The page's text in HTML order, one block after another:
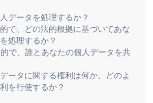
データを処理するか？
で、どの法的根拠に基づいてあな
処理するか？
で、誰とあなたの個人データを共
ータに関する権利は何か、どのよ
を行使するか？